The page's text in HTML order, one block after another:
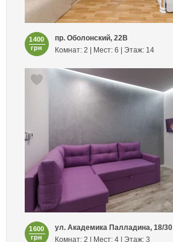
1400
грн
пр. Оболонский, 22В
Комнат: 2 | Мест: 6 | Этаж: 14
1600
грн
ул. Академика Палладина, 18/30
Комнат: 2 | Мест: 4 | Этаж: 3